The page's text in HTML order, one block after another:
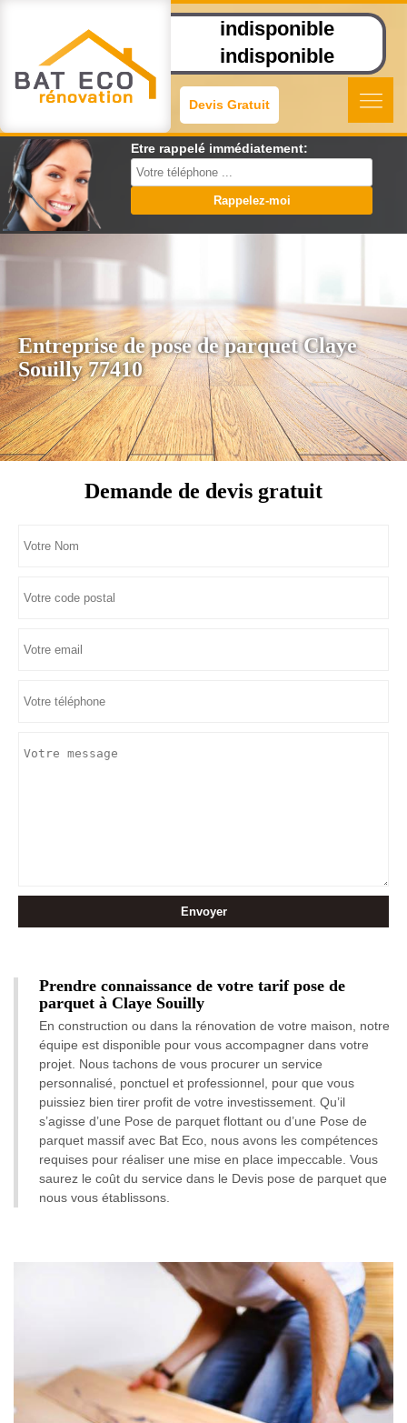
indisponible
indisponible
Devis Gratuit
Etre rappelé immédiatement:
Entreprise de pose de parquet Claye
Souilly 77410
Demande de devis gratuit
Prendre connaissance de votre tarif pose de
parquet à Claye Souilly
En construction ou dans la rénovation de votre maison, notre
équipe est disponible pour vous accompagner dans votre
projet. Nous tachons de vous procurer un service
personnalisé, ponctuel et professionnel, pour que vous
puissiez bien tirer profit de votre investissement. Qu’il
s’agisse d’une Pose de parquet flottant ou d’une Pose de
parquet massif avec Bat Eco, nous avons les compétences
requises pour réaliser une mise en place impeccable. Vous
saurez le coût du service dans le Devis pose de parquet que
nous vous établissons.